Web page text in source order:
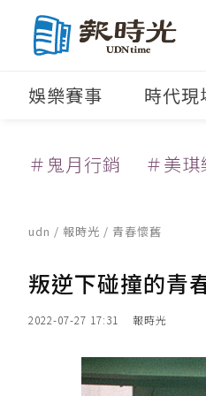
娛樂賽事 時代現
＃鬼月行銷 ＃美琪
udn / 報時光 / 青春懷舊
叛逆下碰撞的青
2022-07-27 17:31 報時光